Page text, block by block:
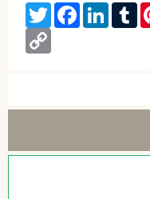
Twitter
FacebookLinkedInTumblr
Copy
Link